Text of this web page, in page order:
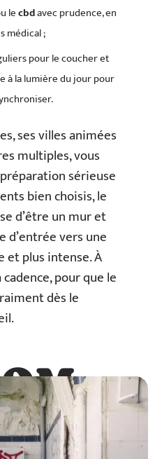
lecbdavec prudence, en
médical ;
pour le coucher et
à la lumière du jour pour
ses villes animées
multiples, vous
sérieuse
bien choisis, le
d’être un mur et
vers une
et plus intense. À
pour que le
dès le